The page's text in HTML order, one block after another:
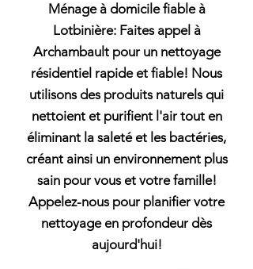
Ménage à domicile fiable à
Lotbinière: Faites appel à
Archambault pour un nettoyage
résidentiel rapide et fiable! Nous
utilisons des produits naturels qui
nettoient et purifient l'air tout en
éliminant la saleté et les bactéries,
créant ainsi un environnement plus
sain pour vous et votre famille!
Appelez-nous pour planifier votre
nettoyage en profondeur dès
aujourd'hui!